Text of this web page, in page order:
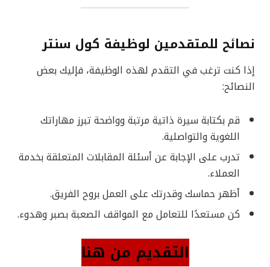
نصائح للمتقدمين لوظيفة كول سنتر
إذا كنت ترغب في التقدم لهذه الوظيفة، فإليك بعض
النصائح:
قم بكتابة سيرة ذاتية مرتبة وواضحة تبرز مهاراتك
اللغوية والتواصلية.
تدرب على الإجابة عن أسئلة المقابلات المتعلقة بخدمة
العملاء.
أظهر حماسك وقدرتك على العمل بروح الفريق.
كن مستعدًا للتعامل مع المواقف الصعبة بصبر وهدوء.
التقديم من هنا